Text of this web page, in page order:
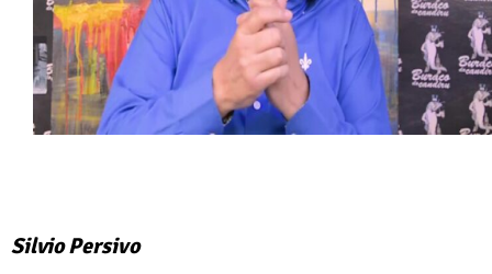
Silvio Persivo